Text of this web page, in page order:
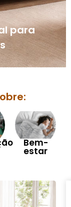
para
Bem-
estar